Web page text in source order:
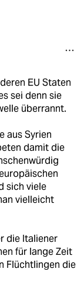
EU Staten
sei denn sie
überrannt.
aus Syrien
damit die
sich viele
vielleicht
die Italiener
für lange Zeit
Flüchtlingen die